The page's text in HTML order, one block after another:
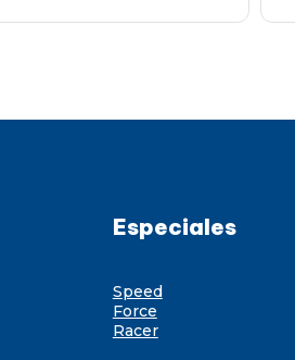
Especiales
Speed
Force
Racer